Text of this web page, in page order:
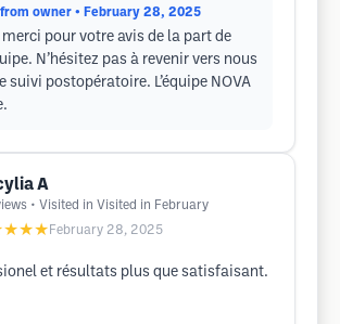
from owner • February 28, 2025
merci pour votre avis de la part de
N’hésitez pas à revenir vers nous
suivi postopératoire. L’équipe NOVA
A
• Visited in Visited in February
February 28, 2025
et résultats plus que satisfaisant.